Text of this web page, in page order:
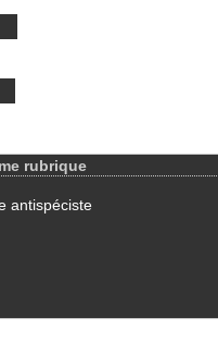
rubrique
antispéciste